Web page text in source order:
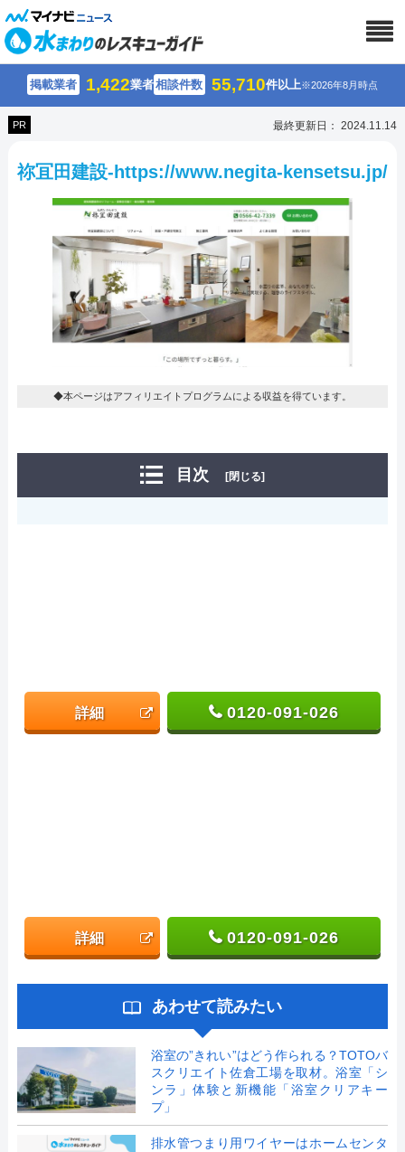
掲載業者 1,422業者相談件数 55,710件以上※2026年8月時点
PR 最終更新日： 2024.11.14
祢冝田建設-https://www.negita-kensetsu.jp/
◆本ページはアフィリエイトプログラムによる収益を得ています。
目次 [閉じる]
詳細 0120-091-026
詳細 0120-091-026
あわせて読みたい
浴室の”きれい”はどう作られる？TOTOバ
スクリエイト佐倉工場を取材。浴室「シ
ンラ」体験と新機能「浴室クリアキー
プ」
排水管つまり用ワイヤーはホームセンタ